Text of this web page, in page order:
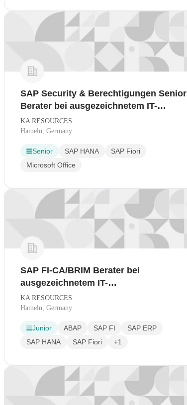
SAP Security & Berechtigungen Senior
Berater bei ausgezeichnetem IT-
Digitalisierungsunternehmen in
Hameln
KA RESOURCES
Hameln, Germany
Senior SAP HANA
SAP Fiori
Microsoft Office
SAP FI-CA/BRIM Berater bei
ausgezeichnetem IT-
Digitalisierungsunternehmen in
Hameln
KA RESOURCES
Hameln, Germany
Junior ABAP SAP FI
SAP ERP
SAP HANA
SAP Fiori +1